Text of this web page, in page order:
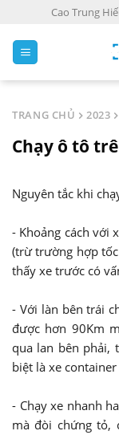
Cao Trung
TRANG CHỦ 2023
Chạy ô tô
Nguyên tắc khi
- Khoảng cách với
(trừ trường hợp
thấy xe trước có
- Với làn bên trái
được hơn 90Km
qua lan bên phải,
biệt là xe
- Chạy xe nhanh
mà đòi chứng tỏ,